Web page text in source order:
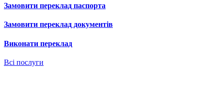
Замовити переклад паспорта
Замовити переклад документів
Виконати переклад
Всі послуги